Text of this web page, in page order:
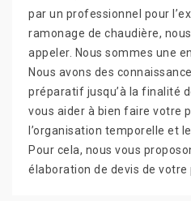
par un professionnel pour
ramonage de chaudière,
appeler. Nous sommes une
Nous avons des
préparatif jusqu’à la finalité
vous aider à bien faire votre
l’organisation temporelle et
Pour cela, nous vous
élaboration de devis de votre